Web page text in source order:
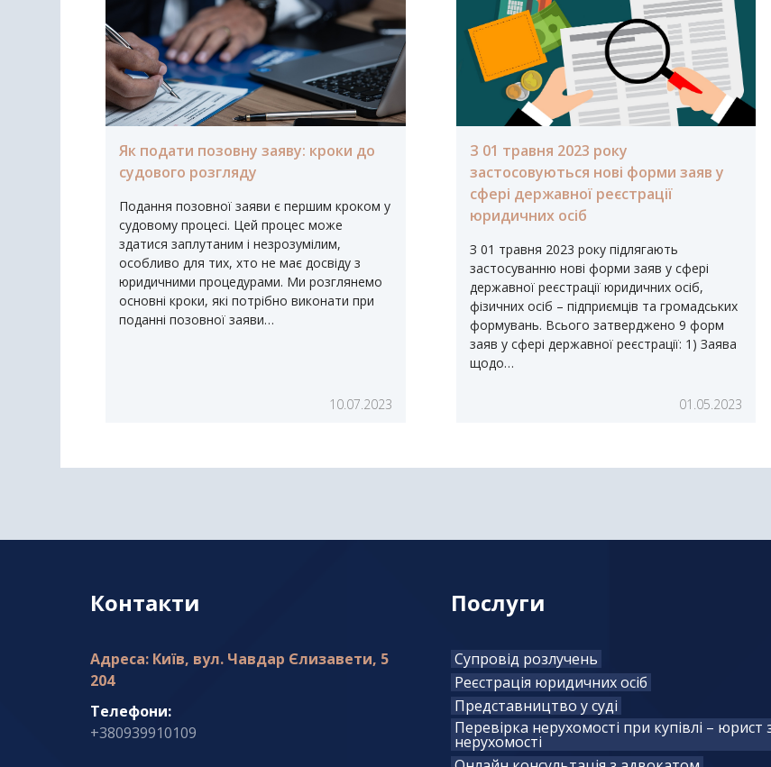
Як подати позовну заяву: кроки до
судового розгляду
Подання позовної заяви є першим кроком у
судовому процесі. Цей процес може
здатися заплутаним і незрозумілим,
особливо для тих, хто не має досвіду з
юридичними процедурами. Ми розглянемо
основні кроки, які потрібно виконати при
поданні позовної заяви…
10.07.2023
З 01 травня 2023 року
застосовуються нові форми заяв у
сфері державної реєстрації
юридичних осіб
З 01 травня 2023 року підлягають
застосуванню нові форми заяв у сфері
державної реєстрації юридичних осіб,
фізичних осіб – підприємців та громадських
формувань. Всього затверджено 9 форм
заяв у сфері державної реєстрації: 1) Заява
щодо…
01.05.2023
Контакти
Адреса: Київ, вул. Чавдар Єлизавети, 5
204
Телефони:
+380939910109
Послуги
Супровід розлучень
Реєстрація юридичних осіб
Представництво у суді
Перевірка нерухомості при купівлі – юрист
нерухомості